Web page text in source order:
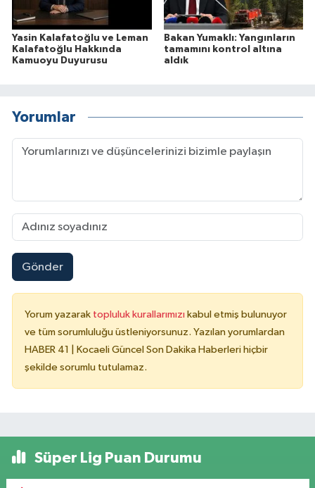
Yasin Kalafatoğlu ve Leman
Kalafatoğlu Hakkında
Kamuoyu Duyurusu
Bakan Yumaklı: Yangınların
tamamını kontrol altına
aldık
Yorumlar
Gönder
Yorum yazarak topluluk kurallarımızı kabul etmiş bulunuyor
ve tüm sorumluluğu üstleniyorsunuz. Yazılan yorumlardan
HABER 41 | Kocaeli Güncel Son Dakika Haberleri hiçbir
şekilde sorumlu tutulamaz.
Süper Lig Puan Durumu